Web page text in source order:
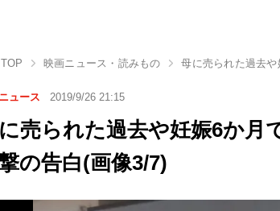
映画ニュース・読みもの 母に売られた過去
ュース 2019/9/26 21:15
売られた過去や妊娠6か
の告白(画像3/7)